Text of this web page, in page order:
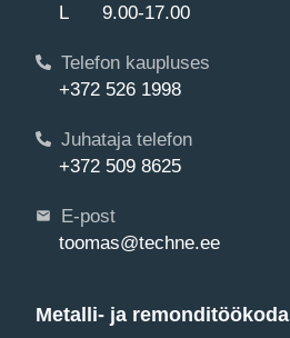
L 9.00-17.00
Telefon kaupluses
+372 526 1998
Juhataja telefon
+372 509 8625
E-post
toomas@techne.ee
Metalli- ja remonditöökoda